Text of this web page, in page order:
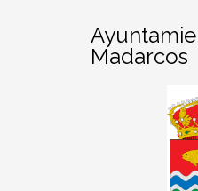
Madarcos